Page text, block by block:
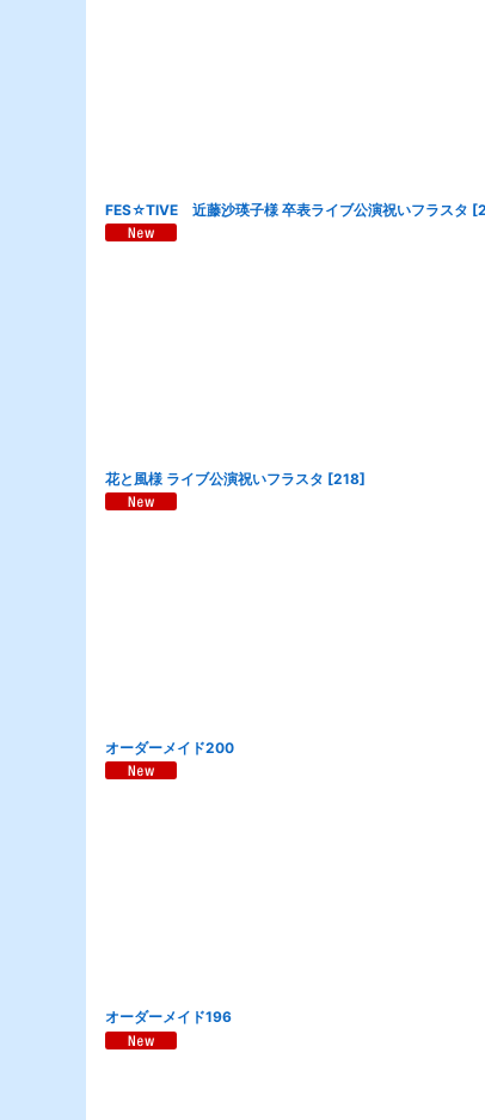
FES☆TIVE 近藤沙瑛子様 卒表ライブ公演祝いフラスタ [
花と風様 ライブ公演祝いフラスタ [218]
オーダーメイド200
オーダーメイド196